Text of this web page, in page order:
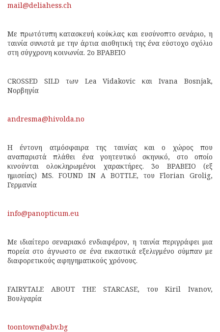
mail@deliahess.ch
Με πρωτότυπη κατασκευή κούκλας και ευσύνοπτο σενάριο, η
ταινία συνιστά με την άρτια αισθητική της ένα εύστοχο σχόλιο
στη σύγχρονη κοινωνία. 2ο ΒΡΑΒΕΙΟ
CROSSED SILD των Lea Vidakovic και Ivana Bosnjak,
Νορβηγία
andresma@hivolda.no
Η έντονη ατμόσφαιρα της ταινίας και ο χώρος που
αναπαριστά πλάθει ένα γοητευτικό σκηνικό, στο οποίο
κινούνται ολοκληρωμένοι χαρακτήρες. 3ο ΒΡΑΒΕΙΟ (εξ
ημισείας) MS. FOUND IN A BOTTLE, του Florian Grolig,
Γερμανία
info@panopticum.eu
Με ιδιαίτερο σεναριακό ενδιαφέρον, η ταινία περιγράφει μια
πορεία στο άγνωστο σε ένα εικαστικά εξελιγμένο σύμπαν με
διαφορετικούς αφηγηματικούς χρόνους.
FAIRYTALE ABOUT THE STARCASE, του Kiril Ivanov,
Βουλγαρία
toontown@abv.bg